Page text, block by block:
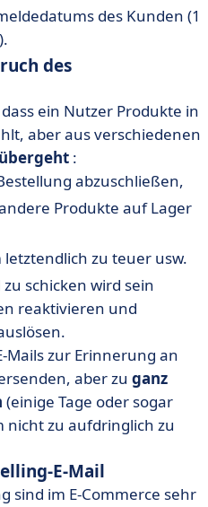
des Kunden (1
des
ein Nutzer Produkte in
aber aus verschiedenen
:
abzuschließen,
Produkte auf Lager
zu teuer usw.
schicken wird sein
reaktivieren und
Mails zur Erinnerung an
aber zu ganz
(einige Tage oder sogar
nicht zu aufdringlich zu
E-Mail
sind im E-Commerce sehr